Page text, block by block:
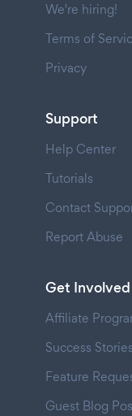
We're hiring!
Terms of
Privacy
Support
Help Center
Tutorials
Contact
Report Abuse
Get Involved
Affiliate
Success Stories
Feature
Guest Blog